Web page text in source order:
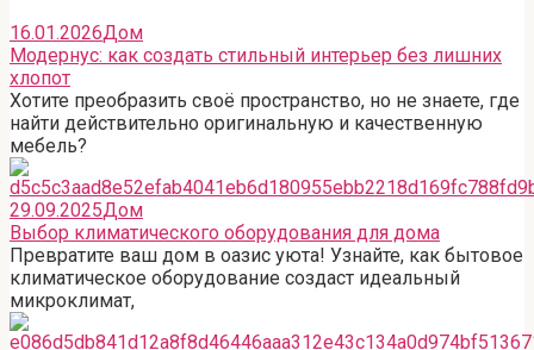
16.01.2026Дом
Модернус: как создать стильный интерьер без лишних
хлопот
Хотите преобразить своё пространство, но не знаете, где
найти действительно оригинальную и качественную
мебель?
29.09.2025Дом
Выбор климатического оборудования для дома
Превратите ваш дом в оазис уюта! Узнайте, как бытовое
климатическое оборудование создаст идеальный
микроклимат,